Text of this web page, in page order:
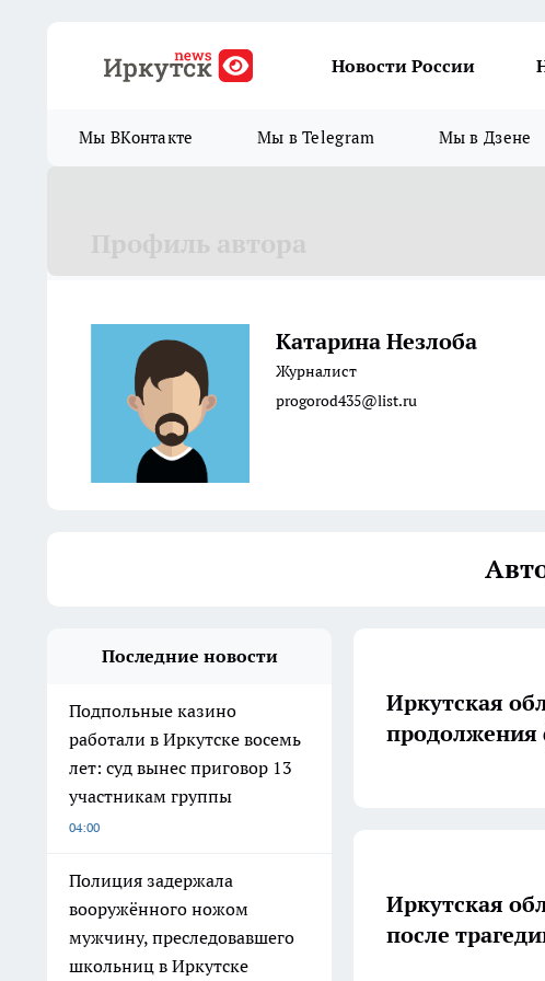
Новости России
Мы ВКонтакте Мы в Telegram Мы в Дзене
Катарина Незлоба
Журналист
progorod435@list.ru
Последние новости
Подпольные казино
работали в Иркутске восемь
лет: суд вынес приговор 13
участникам группы
04:00
Полиция задержала
вооружённого ножом
мужчину, преследовавшего
школьниц в Иркутске
Иркутская
продолжения
Иркутская
после